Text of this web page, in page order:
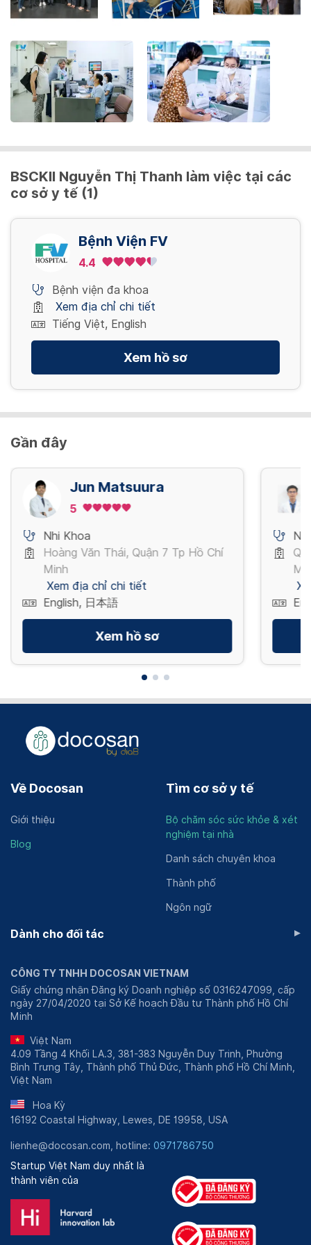
the
keyboard
shortcuts
for
changing
dates.
BSCKII Nguyễn Thị Thanh làm việc tại các
cơ sở y tế (1)
Bệnh Viện FV
4.4
Bệnh viện đa khoa
Xem địa chỉ chi tiết
Tiếng Việt, English
Xem hồ sơ
Gần đây
Jun Matsuura
5
Nhi Khoa
Hoàng Văn Thái, Quận 7 Tp Hồ Chí
Minh
Xem địa chỉ chi tiết
English, 日本語
Xem hồ sơ
Về Docosan
Giới thiệu
Blog
Tìm cơ sở y tế
Bộ chăm sóc sức khỏe & xét
nghiệm tại nhà
Danh sách chuyên khoa
Thành phố
Ngôn ngữ
Dành cho đối tác ▸
CÔNG TY TNHH DOCOSAN VIETNAM
Giấy chứng nhận Đăng ký Doanh nghiệp số 0316247099, cấp
ngày 27/04/2020 tại Sở Kế hoạch Đầu tư Thành phố Hồ Chí
Minh
Việt Nam
4.09 Tầng 4 Khối LA.3, 381-383 Nguyễn Duy Trinh, Phường
Bình Trưng Tây, Thành phố Thủ Đức, Thành phố Hồ Chí Minh,
Việt Nam
Hoa Kỳ
16192 Coastal Highway, Lewes, DE 19958, USA
lienhe@docosan.com, hotline: 0971786750
Startup Việt Nam duy nhất là
thành viên của